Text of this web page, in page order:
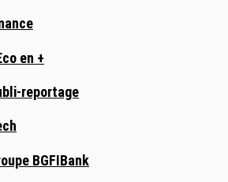
en +
reportage
BGFIBank